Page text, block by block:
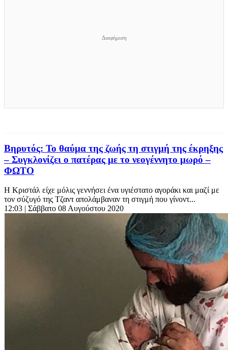
Βηρυτός: Το θαύμα της ζωής τη στιγμή της έκρηξης
– Συγκλονίζει ο πατέρας με το νεογέννητο μωρό –
ΦΩΤΟ
Η Κριστάλ είχε μόλις γεννήσει ένα υγιέστατο αγοράκι και μαζί με
τον σύζυγό της Τζαντ απολάμβαναν τη στιγμή που γίνοντ...
12:03 | Σάββατο 08 Αυγούστου 2020